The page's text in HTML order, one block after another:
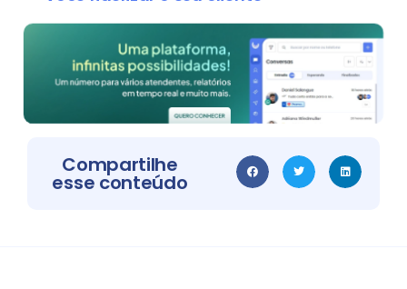
Compartilhe
esse conteúdo